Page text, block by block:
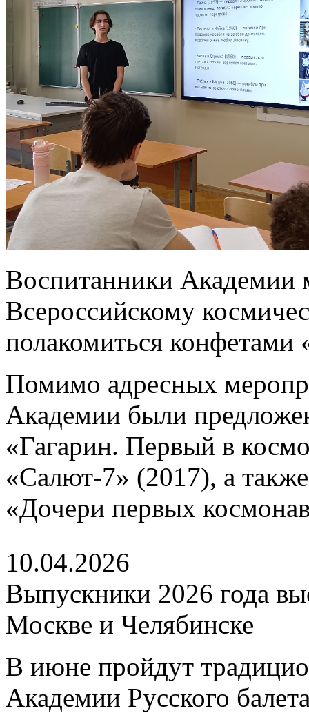
Воспитанники Академии
Всероссийскому
полакомиться конфетами
Помимо адресных
Академии были
«Гагарин. Первый в
«Салют-7» (2017), а
«Дочери первых
10.04.2026
Выпускники 2026 года
Москве и Челябинске
В июне пройдут
Академии Русского